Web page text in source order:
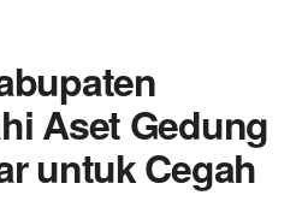
Aset Gedung
untuk Cegah